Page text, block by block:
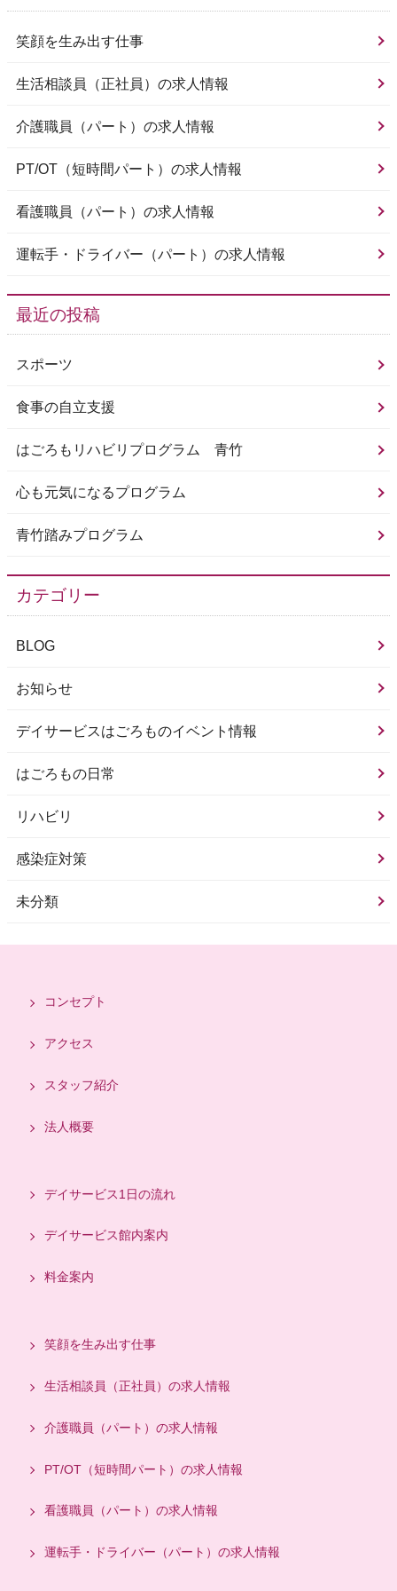
笑顔を生み出す仕事
生活相談員（正社員）の求人情報
介護職員（パート）の求人情報
PT/OT（短時間パート）の求人情報
看護職員（パート）の求人情報
運転手・ドライバー（パート）の求人情報
最近の投稿
スポーツ
食事の自立支援
はごろもリハビリプログラム 青竹
心も元気になるプログラム
青竹踏みプログラム
カテゴリー
BLOG
お知らせ
デイサービスはごろものイベント情報
はごろもの日常
リハビリ
感染症対策
未分類
コンセプト
アクセス
スタッフ紹介
法人概要
デイサービス1日の流れ
デイサービス館内案内
料金案内
笑顔を生み出す仕事
生活相談員（正社員）の求人情報
介護職員（パート）の求人情報
PT/OT（短時間パート）の求人情報
看護職員（パート）の求人情報
運転手・ドライバー（パート）の求人情報